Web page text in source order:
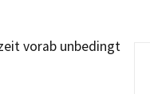
vorab unbedingt